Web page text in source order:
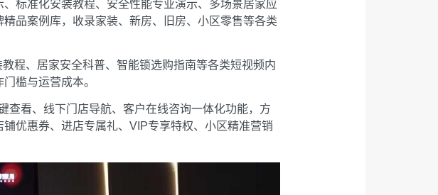
标准化安装教程、安全性能专业演示、多场景居家应
品案例库，收录家装、新房、旧房、小区零售等各类
程、居家安全科普、智能锁选购指南等各类短视频内
槛与运营成本。
查看、线下门店导航、客户在线咨询一体化功能，方
优惠券、进店专属礼、VIP专享特权、小区精准营销